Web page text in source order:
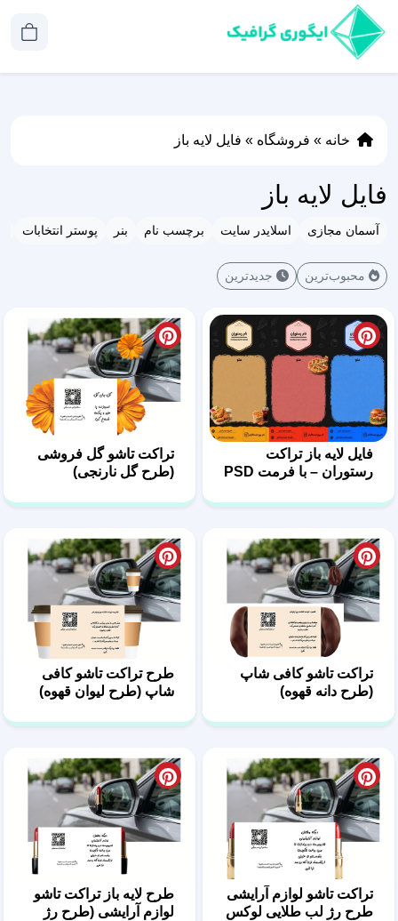
خانه » فروشگاه » فایل لایه باز
فایل لایه باز
آسمان مجازی اسلایدر سایت برچسب نام بنر پوستر انتخابات
محبوب‌ترین جدیدترین
فایل لایه باز تراکت
رستوران – با فرمت PSD
تراکت تاشو گل فروشی
(طرح گل نارنجی)
تراکت تاشو کافی شاپ
(طرح دانه قهوه)
طرح تراکت تاشو کافی
شاپ (طرح لیوان قهوه)
تراکت تاشو لوازم آرایشی
طرح رژ لب طلایی لوکس
طرح لایه باز تراکت تاشو
لوازم آرایشی (طرح رژ